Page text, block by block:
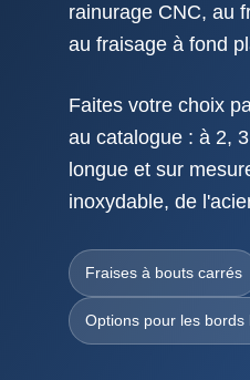
rainurage CNC, au
au fraisage à fond
Faites votre choix
au catalogue : à 2,
longue et sur
inoxydable, de
Fraises à bouts carrés
Options pour les bords